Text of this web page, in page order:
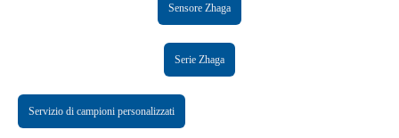
Sensore Zhaga
Serie Zhaga
Servizio di campioni personalizzati